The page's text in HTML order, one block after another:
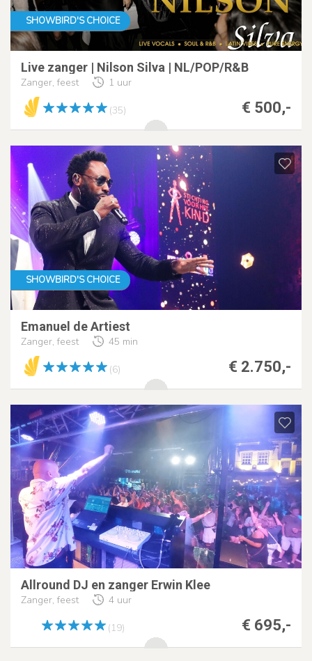
SHOWBIRD'S CHOICE
Live zanger | Nilson Silva | NL/POP/R&B
Zanger, feest 1 uur
€ 500,-
(35)
SHOWBIRD'S CHOICE
Emanuel de Artiest
Zanger, feest 45 min
€ 2.750,-
(6)
Allround DJ en zanger Erwin Klee
Zanger, feest 4 uur
€ 695,-
(19)